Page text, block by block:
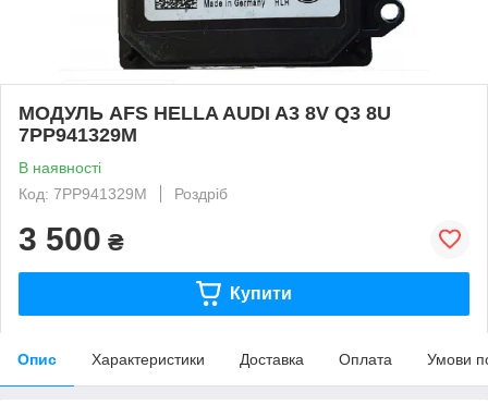
МОДУЛЬ AFS HELLA AUDI A3 8V Q3 8U
7PP941329M
В наявності
Код: 7PP941329M
Роздріб
3 500 ₴
Купити
Опис Характеристики Доставка Оплата Умови